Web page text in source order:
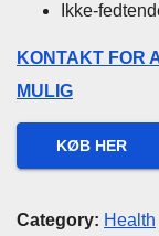
Ikke-
KONTAKT FOR
MULIG
KØB HER
Category: Health